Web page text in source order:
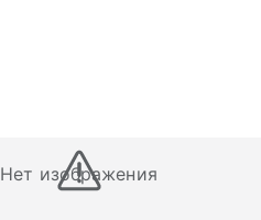
Нет изображения